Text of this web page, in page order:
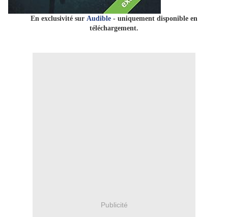
En exclusivité sur Audible - uniquement disponible en
téléchargement.
Publicité